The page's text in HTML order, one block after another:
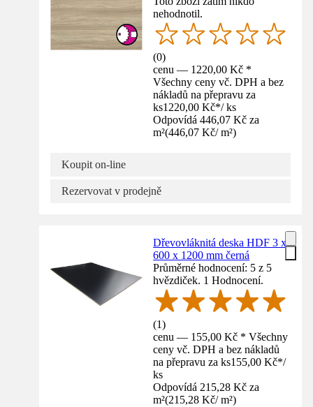
nehodnotil.
(0)
cenu — 1220,00 Kč *
Všechny ceny vč. DPH a bez
nákladů na přepravu za
ks1220,00 Kč*/ ks
Odpovídá 446,07 Kč za
m²(446,07 Kč/ m²)
Koupit on-line
Rezervovat v prodejně
Dřevovláknitá deska HDF 3 x
600 x 1200 mm černá
Průměrné hodnocení: 5 z 5
hvězdiček. 1 Hodnocení.
(1)
cenu — 155,00 Kč * Všechny
ceny vč. DPH a bez nákladů
na přepravu za ks155,00 Kč*/
ks
Odpovídá 215,28 Kč za
m²(215,28 Kč/ m²)